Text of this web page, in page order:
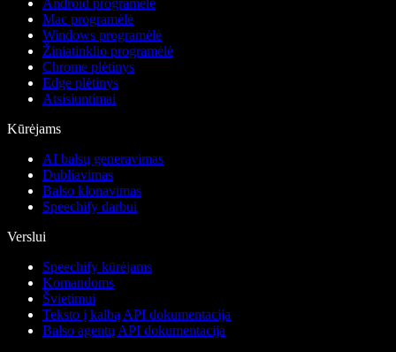
Android programėlė
Mac programėlė
Windows programėlė
Žiniatinklio programėlė
Chrome plėtinys
Edge plėtinys
Atsisiuntimai
Kūrėjams
AI balsų generavimas
Dubliavimas
Balso klonavimas
Speechify darbui
Verslui
Speechify kūrėjams
Komandoms
Švietimui
Teksto į kalbą API dokumentacija
Balso agentų API dokumentacija